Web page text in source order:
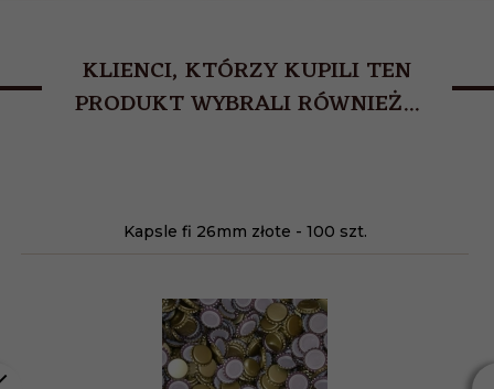
KLIENCI, KTÓRZY KUPILI TEN
PRODUKT WYBRALI RÓWNIEŻ...
Kapsle fi 26mm złote - 100 szt.